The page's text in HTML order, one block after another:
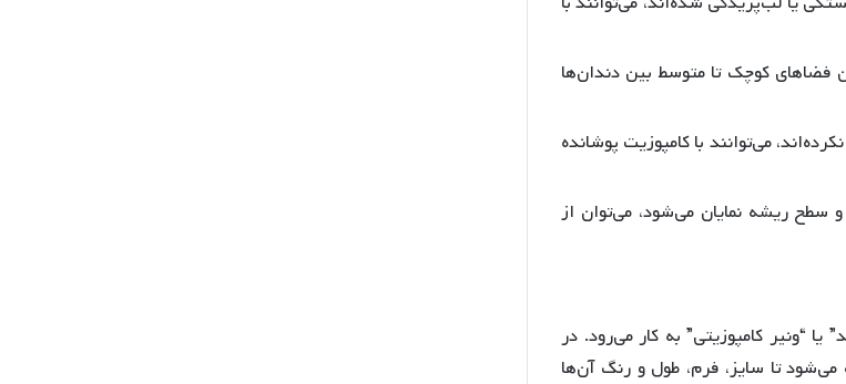
فضاهای کوچک تا متوسط بین دندان‌ها
می‌توانند با کامپوزیت پوشانده
سطح ریشه نمایان می‌شود، می‌توان از
“ونیر کامپوزیتی” به کار می‌رود. در
می‌شود تا سایز، فرم، طول و رنگ آن‌ها